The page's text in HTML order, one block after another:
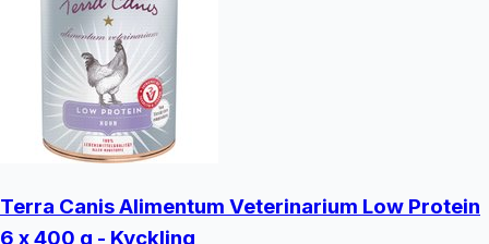
Terra Canis Alimentum Veterinarium Low Protein
6 x 400 g - Kyckling